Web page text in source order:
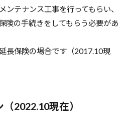
ンテナンス工事を行ってもらい、
険の手続きをしてもらう必要があ
長保険の場合です（2017.10現
2022.10現在）